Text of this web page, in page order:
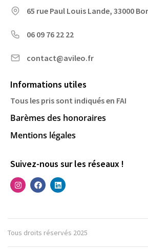
65 rue Paul Louis Lande, 33000
06 09 76 22 22
contact@avileo.fr
Informations utiles
Tous les pris sont indiqués en FAI
Barèmes des honoraires
Mentions légales
Suivez-nous sur les réseaux !
Tous droits réservés 2025